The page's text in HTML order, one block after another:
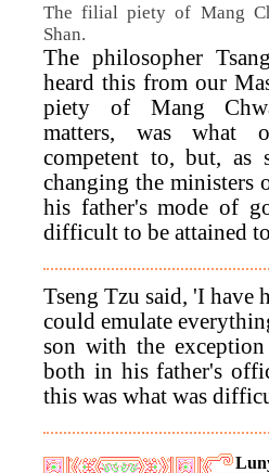
The filial piety of Mang
Shan.
The philosopher
heard this from our
piety of Mang
matters, was what
competent to, but, as
changing the ministers
his father's mode of
difficult to be attained
Tseng Tzu said, 'I have
could emulate
son with the
both in his father's
this was what was